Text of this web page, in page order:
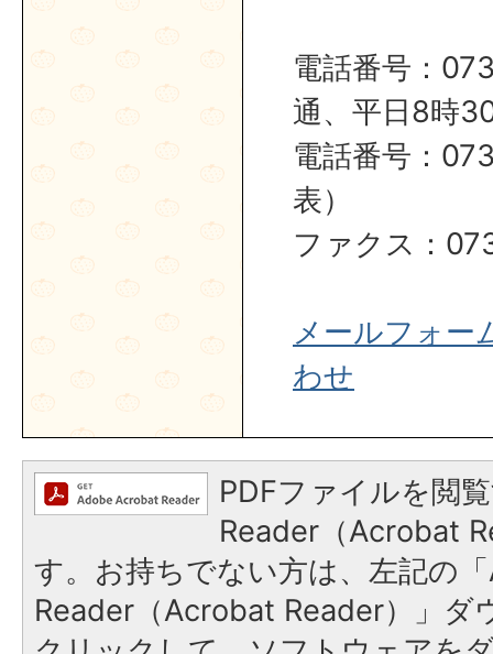
電話番号：
通、平日8時
電話番号：
表）
ファクス：
メールフォー
わせ
PDFファイルを閲
Reader（Acrobat
す。お持ちでない方は、左記の
Reader（Acrobat Reader）」ダ